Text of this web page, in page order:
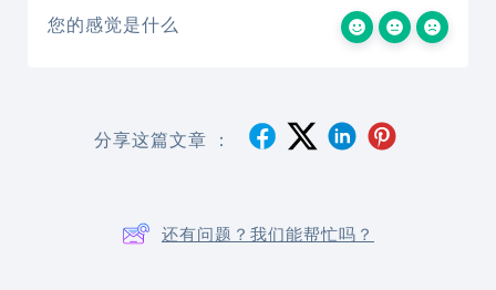
您的感觉是什么
分享这篇文章 ：
还有问题？我们能帮忙吗？